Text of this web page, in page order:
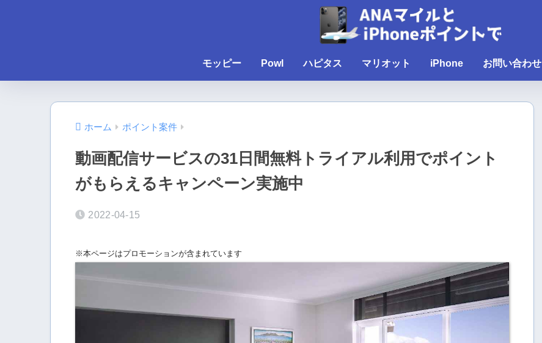
モッピー Powl ハピタス マリオット iPhone お問い合わせ
ホーム ポイント案件
動画配信サービスの31日間無料トライアル利用でポイント
がもらえるキャンペーン実施中
2022-04-15
※本ページはプロモーションが含まれています